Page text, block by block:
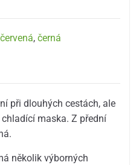
červená,černá
při dlouhých cestách, ale
maska. Z přední
několik výborných